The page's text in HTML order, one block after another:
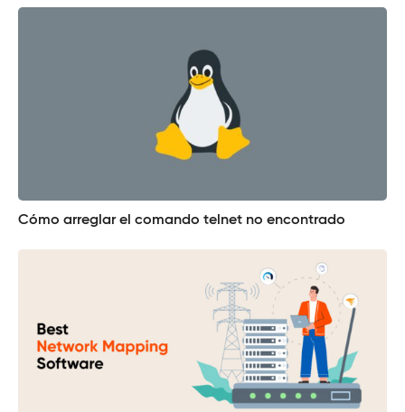
Cómo arreglar el comando telnet no encontrado